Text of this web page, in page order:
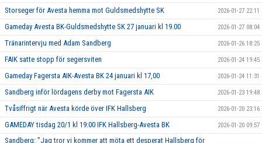
Storseger för Avesta hemma mot Guldsmedshytte SK 2026-01-27 22:11
Gameday Avesta BK-Guldsmedshytte SK 27 januari kl 19.00 2026-01-27 08:04
Tränarintervju med Adam Sandberg 2026-01-26 18:25
FAIK satte stopp för segersviten 2026-01-24 19:45
Gameday Fagersta AIK-Avesta BK 24 januari kl 17,00 2026-01-24 11:31
Sandberg inför lördagens derby mot Fagersta AIK 2026-01-23 19:48
Tvåsiffrigt när Avesta körde över IFK Hallsberg 2026-01-20 23:16
GAMEDAY tisdag 20/1 kl 19:00 IFK Hallsberg-Avesta BK 2026-01-20 09:57
Sandberg: ”Jag tror vi kommer att möta ett desperat Hallsberg för